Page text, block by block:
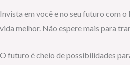
Invista em você e no seu futuro com
vida melhor. Não espere mais para
O futuro é cheio de possibilidades